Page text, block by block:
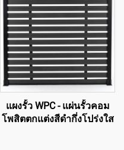
แผงรั้ว WPC - แผ่นรั้วคอม
โพสิตตกแต่งสีดำกึ่งโปร่งใส